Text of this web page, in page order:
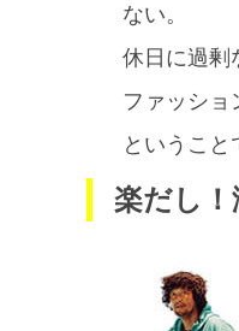
ない。
休日に過剰
ファッショ
ということ
楽だし